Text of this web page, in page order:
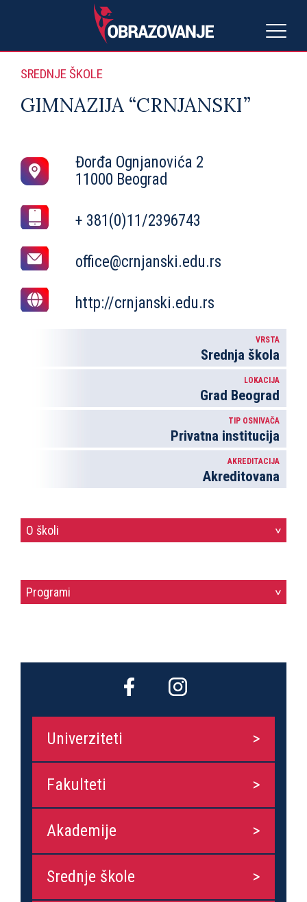
SREDNJE ŠKOLE
GIMNAZIJA “CRNJANSKI”
Đorđa Ognjanovića 2
11000 Beograd
+ 381(0)11/2396743
office@crnjanski.edu.rs
http://crnjanski.edu.rs
VRSTA
Srednja škola
LOKACIJA
Grad Beograd
TIP OSNIVAČA
Privatna institucija
AKREDITACIJA
Akreditovana
O školi >
Programi >
Univerziteti
Fakulteti
Akademije
Srednje škole